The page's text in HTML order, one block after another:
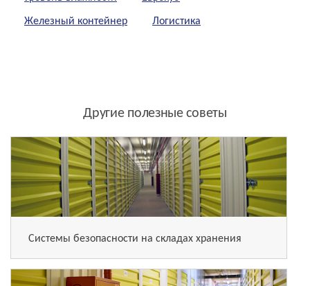
Железный контейнер Логистика
Другие полезные советы
Системы безопасности на складах хранения